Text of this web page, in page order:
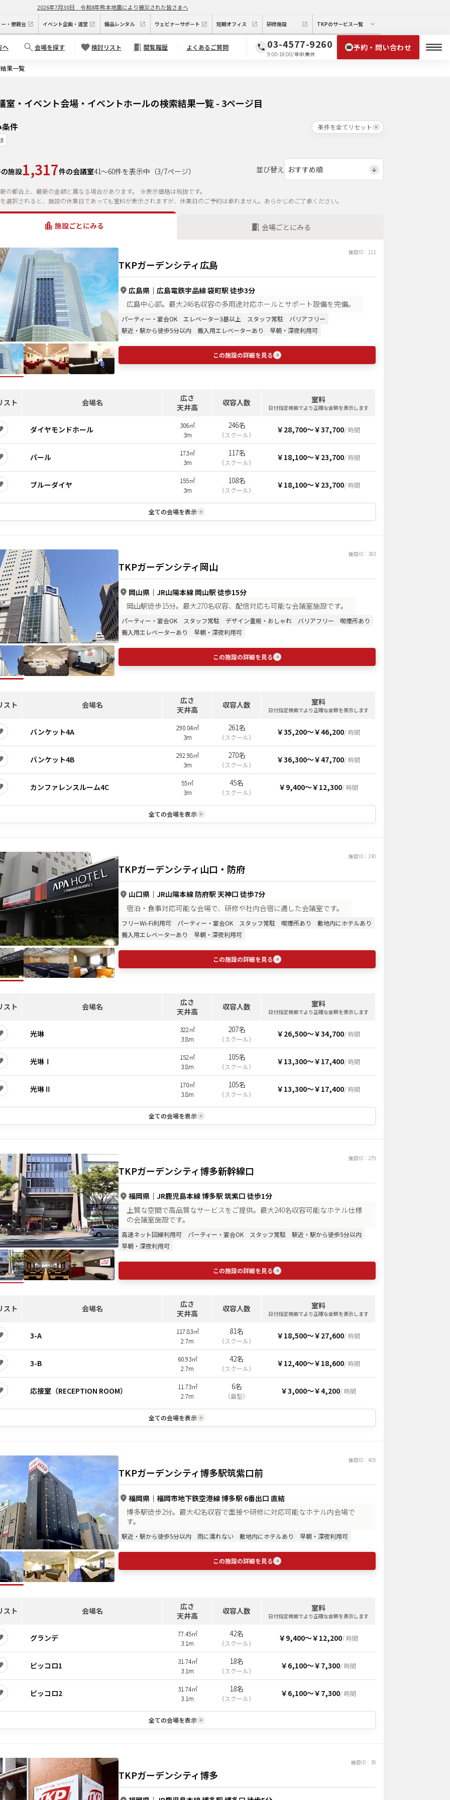
2026年7月30日 令和8年熊本地震により被災された皆さまへ
・懇親会 イベント企画・運営 備品レンタル ウェビナーサポート 短期オフィス 研修施設 TKPのサービス一覧
へ 会場を探す 検討リスト 閲覧履歴 よくあるご質問 03-4577-9260
9:00-18:00/年中無休
予約・問い合わせ
果一覧
室・イベント会場・イベントホールの検索結果一覧 - 3ページ目
件
条件を全てリセット
施設1,317件の会議室41～60件を表示中 （3/7ページ） 並び替え
の都合上、最新の金額と異なる場合があります。
※表示価格は税抜です。
選択されると、施設の休業日であっても室料が表示されますが、休業日のご予約は承れません。あらかじめご了承ください。
施設ごとにみる 会場ごとにみる
施設ID： 112
TKPガーデンシティ広島
広島県 ｜ 広島電鉄宇品線 袋町駅 徒歩3分
広島中心部。最大246名収容の多用途対応ホールとサポート設備を完備。
パーティー・宴会OK エレベーター3基以上 スタッフ常駐
バリアフリー
駅近・駅から徒歩5分以内
搬入用エレベーターあり 早朝・深夜利用可
この施設の詳細を見る
スト 会場名
広さ
天井高
収容人数 室料
日付指定検索でより正確な金額を表示します
ダイヤモンドホール
306㎡
3m
246名
（スクール）
￥28,700〜￥37,700/ 時間
パール
173㎡
3m
117名
（スクール）
￥18,100〜￥23,700/ 時間
ブルーダイヤ
155㎡
3m
108名
（スクール）
￥18,100〜￥23,700/ 時間
全ての会場を表示
施設ID： 383
TKPガーデンシティ岡山
岡山県 ｜ JR山陽本線 岡山駅 徒歩15分
岡山駅徒歩15分。最大270名収容、配信対応も可能な会議室施設です。
パーティー・宴会OK スタッフ常駐 デザイン重視・おしゃれ バリアフリー
喫煙所あり
搬入用エレベーターあり
早朝・深夜利用可
この施設の詳細を見る
スト 会場名
広さ
天井高
収容人数 室料
日付指定検索でより正確な金額を表示します
バンケット4A
290.04㎡
3m
261名
（スクール）
￥35,200〜￥46,200/ 時間
バンケット4B
292.98㎡
3m
270名
（スクール）
￥36,300〜￥47,700/ 時間
カンファレンスルーム4C
55㎡
3m
45名
（スクール）
￥9,400〜￥12,300/ 時間
全ての会場を表示
施設ID： 190
TKPガーデンシティ山口・防府
山口県 ｜ JR山陽本線 防府駅 天神口 徒歩7分
宿泊・食事対応可能な会場で、研修や社内合宿に適した会議室です。
フリーWi-Fi利用可 パーティー・宴会OK スタッフ常駐 喫煙所あり
敷地内にホテルあり
搬入用エレベーターあり
早朝・深夜利用可
この施設の詳細を見る
スト 会場名
広さ
天井高
収容人数 室料
日付指定検索でより正確な金額を表示します
光琳
322㎡
3.8m
207名
（スクール）
￥26,500〜￥34,700/ 時間
光琳Ⅰ
152㎡
3.8m
105名
（スクール）
￥13,300〜￥17,400/ 時間
光琳Ⅱ
170㎡
3.8m
105名
（スクール）
￥13,300〜￥17,400/ 時間
全ての会場を表示
施設ID： 279
TKPガーデンシティ博多新幹線口
福岡県 ｜ JR鹿児島本線 博多駅 筑紫口 徒歩1分
上質な空間で高品質なサービスをご提供。最大240名収容可能なホテル仕様
の会議室施設です。
高速ネット回線利用可 パーティー・宴会OK スタッフ常駐
駅近・駅から徒歩5分以内
早朝・深夜利用可
この施設の詳細を見る
スト 会場名
広さ
天井高
収容人数 室料
日付指定検索でより正確な金額を表示します
3-A
117.83㎡
2.7m
81名
（スクール）
￥18,500〜￥27,600/ 時間
3-B
60.93㎡
2.7m
42名
（スクール）
￥12,400〜￥18,600/ 時間
応接室（RECEPTION ROOM）
11.73㎡
2.7m
6名
（島型）
￥3,000〜￥4,200/ 時間
全ての会場を表示
施設ID： 405
TKPガーデンシティ博多駅筑紫口前
福岡県 ｜ 福岡市地下鉄空港線 博多駅 6番出口 直結
博多駅徒歩2分。最大42名収容で面接や研修に対応可能なホテル内会場で
す。
駅近・駅から徒歩5分以内 雨に濡れない 敷地内にホテルあり 早朝・深夜利用可
この施設の詳細を見る
スト 会場名
広さ
天井高
収容人数 室料
日付指定検索でより正確な金額を表示します
グランデ
77.45㎡
3.1m
42名
（スクール）
￥9,400〜￥12,200/ 時間
ピッコロ1
31.74㎡
3.1m
18名
（スクール）
￥6,100〜￥7,300/ 時間
ピッコロ2
31.74㎡
3.1m
18名
（スクール）
￥6,100〜￥7,300/ 時間
全ての会場を表示
施設ID： 38
TKPガーデンシティ博多